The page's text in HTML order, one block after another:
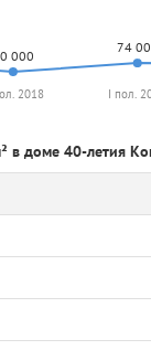
000
74
2018 I пол.
в доме 40-летия